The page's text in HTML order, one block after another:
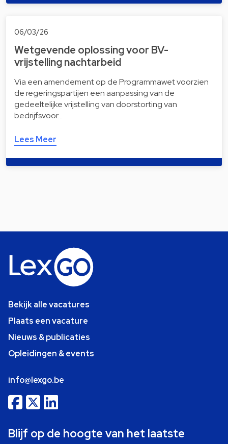
06/03/26
Wetgevende oplossing voor BV-
vrijstelling nachtarbeid
Via een amendement op de Programmawet voorzien
de regeringspartijen een aanpassing van de
gedeeltelijke vrijstelling van doorstorting van
bedrijfsvoor…
Lees Meer
Bekijk alle vacatures
Plaats een vacature
Nieuws & publicaties
Opleidingen & events
info@lexgo.be
Blijf op de hoogte van het laatste